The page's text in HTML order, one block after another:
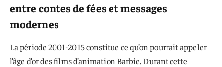
entre contes de fées et messages
modernes
La période 2001-2015 constitue ce qu’on pourrait appeler
l’âge d’or des films d’animation Barbie. Durant cette